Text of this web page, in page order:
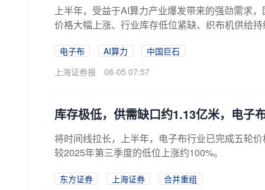
上半年，受益于AI算力产业爆发带来的强劲需求
价格大幅上涨、行业库存低位紧缺、织布机供给
电子布 AI算力
中国巨石
上海证券报
08-05 07:57
库存极低，供需缺口约1.13亿米，电子
将时间线拉长，上半年，电子布行业已完成五轮
较2025年第三季度的低位上涨约100%。
东方证券 上海证券
合并重组